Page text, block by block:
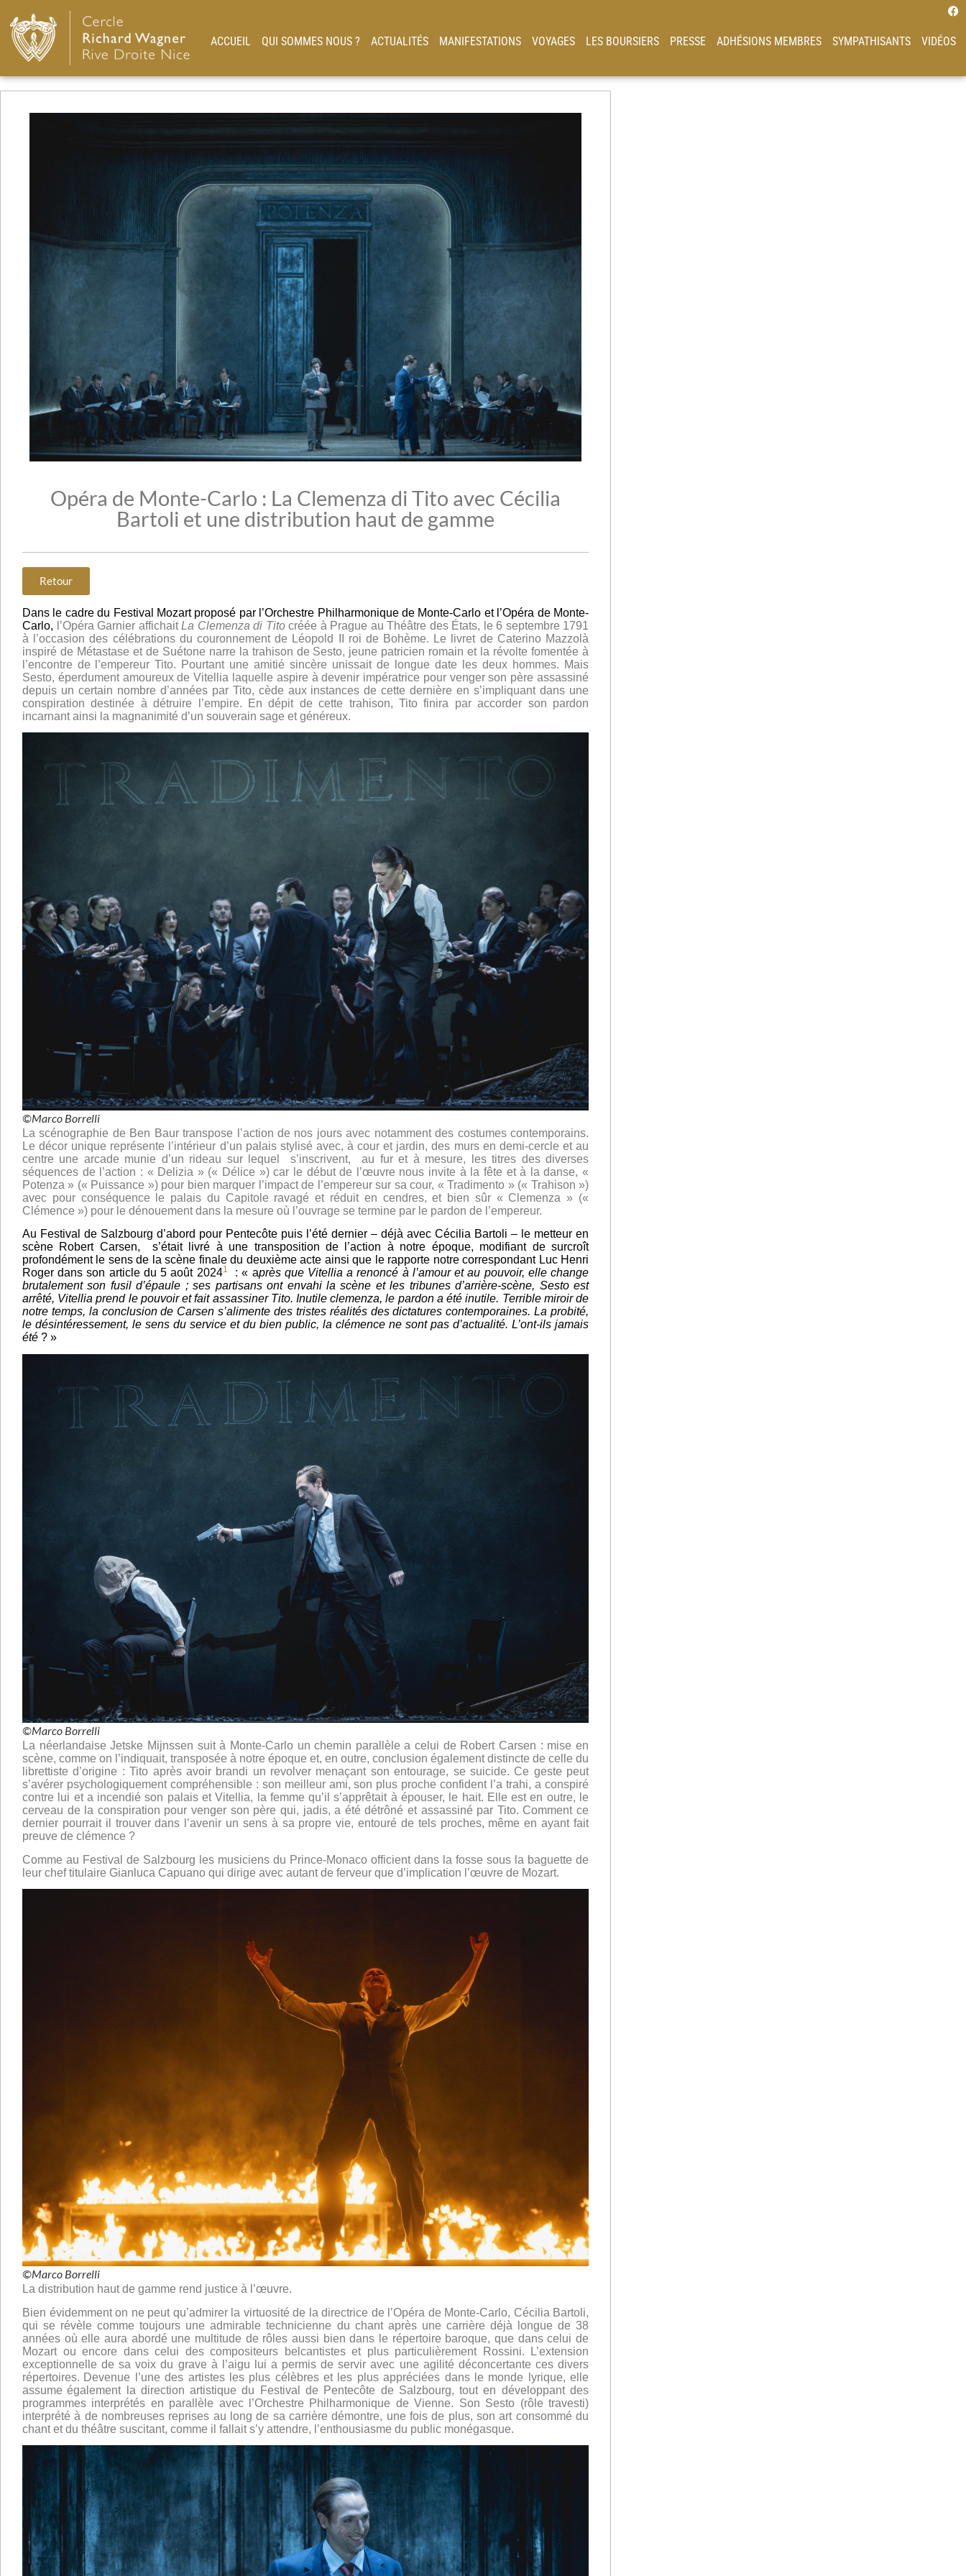
ACCUEIL QUI SOMMES NOUS ? ACTUALITÉS MANIFESTATIONS VOYAGES LES BOURSIERS PRESSE ADHÉSIONS MEMBRES SYMPATHISANTS VIDÉOS
Opéra de Monte-Carlo : La Clemenza di Tito avec Cécilia
Bartoli et une distribution haut de gamme
Retour
Dans le cadre du Festival Mozart proposé par l’Orchestre Philharmonique de Monte-Carlo et l’Opéra de Monte-
Carlo, l’Opéra Garnier affichaitLa Clemenza di Titocréée à Prague au Théâtre des États, le 6 septembre 1791
à l’occasion des célébrations du couronnement de Léopold II roi de Bohème. Le livret de Caterino Mazzolà
inspiré de Métastase et de Suétone narre la trahison de Sesto, jeune patricien romain et la révolte fomentée à
l’encontre de
l’empereur Tito. Pourtant une amitié sincère unissait de longue date les deux hommes. Mais
Sesto, éperdument amoureux de Vitellia laquelle aspire à devenir impératrice pour venger son père assassiné
depuis un certain nombre d’années par Tito, cède aux instances de cette dernière en s’impliquant dans une
conspiration destinée à détruire l’empire. En dépit de cette trahison, Tito finira par accorder son pardon
incarnant ainsi la magnanimité d’un souverain sage et généreux.
©Marco Borrelli
La scénographie de Ben Baur transpose l’action de nos jours avec notamment des costumes contemporains.
Le décor unique représente l’intérieur d’un palais stylisé avec, à cour et jardin, des murs en demi-cercle et au
centre une arcade munie d’un rideau sur lequel s’inscrivent, au fur et à mesure, les titres des diverses
séquences de l’action : « Delizia » (« Délice ») car le début de l’œuvre nous invite à la fête et à la danse, «
Potenza » (« Puissance ») pour bien marquer l’impact de l’empereur sur sa cour, « Tradimento » (« Trahison »)
avec pour conséquence le palais du Capitole ravagé et réduit en cendres, et bien sûr « Clemenza » («
Clémence ») pour le dénouement dans la mesure où l’ouvrage se termine par le pardon de l’empereur.
Au Festival de Salzbourg d’abord pour Pentecôte puis l’été dernier – déjà avec Cécilia Bartoli – le metteur en
scène Robert Carsen, s’était livré à une transposition de l’action à notre époque, modifiant de surcroît
profondément le sens de la scène finale du deuxième acte ainsi que le rapporte notre correspondant Luc Henri
Roger dans son article du 5 août 20241 : « après que Vitellia a renoncé à l’amour et au pouvoir, elle change
brutalement son fusil d’épaule ; ses partisans ont envahi la scène et les tribunes d’arrière-scène, Sesto est
arrêté, Vitellia prend le pouvoir et fait assassiner Tito. Inutile clemenza, le pardon a été inutile. Terrible miroir de
notre temps, la conclusion de Carsen s’alimente des tristes réalités des dictatures contemporaines. La probité,
le désintéressement, le sens du service et du bien public, la clémence ne sont pas d’actualité. L’ont-ils jamais
été ? »
©Marco Borrelli
La néerlandaise Jetske Mijnssen suit à Monte-Carlo un chemin parallèle a celui de Robert Carsen : mise en
scène, comme on l’indiquait, transposée à notre époque et, en outre, conclusion également distincte de celle du
librettiste d’origine : Tito après avoir brandi un revolver menaçant son entourage, se suicide. Ce geste peut
s’avérer psychologiquement compréhensible : son meilleur ami, son plus proche confident l’a trahi, a conspiré
contre lui et a incendié son palais et Vitellia, la femme qu’il s’apprêtait à épouser, le hait. Elle est en outre, le
cerveau de la conspiration pour venger son père qui, jadis, a été détrôné et assassiné par Tito. Comment ce
dernier pourrait il trouver dans l’avenir un sens à sa propre vie, entouré de tels proches, même en ayant fait
preuve de clémence ?
Comme au Festival de Salzbourg les musiciens du Prince-Monaco officient dans la fosse sous la baguette de
leur chef titulaire Gianluca Capuano qui dirige avec autant de ferveur que d’implication l’œuvre de Mozart.
©Marco Borrelli
La distribution haut de gamme rend justice à l’œuvre.
Bien évidemment on ne peut qu’admirer la virtuosité de la directrice de l’Opéra de Monte-Carlo, Cécilia Bartoli,
qui se révèle comme toujours une admirable technicienne du chant après une carrière déjà longue de 38
années où elle aura abordé une multitude de rôles aussi bien dans le répertoire baroque, que dans celui de
Mozart ou encore dans celui des compositeurs belcantistes et plus particulièrement Rossini. L’extension
exceptionnelle de sa voix du grave à l’aigu lui a permis de servir avec une agilité déconcertante ces divers
répertoires. Devenue l’une des artistes les plus célèbres et les plus appréciées dans le monde lyrique, elle
assume également la direction artistique du Festival de Pentecôte de Salzbourg, tout en développant des
programmes interprétés en parallèle avec l’Orchestre Philharmonique de Vienne. Son Sesto (rôle travesti)
interprété à de nombreuses reprises au long de sa carrière démontre, une fois de plus, son art consommé du
chant et du théâtre suscitant, comme il fallait s’y attendre, l’enthousiasme du public monégasque.